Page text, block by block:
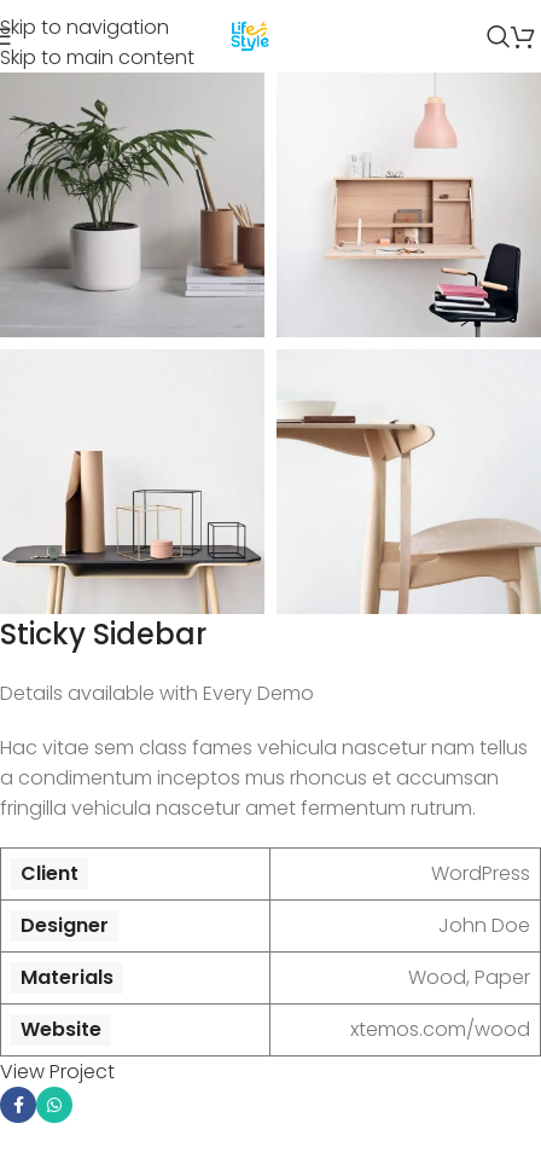
Skip to navigation
Skip to main content
Sticky Sidebar
Details available with Every Demo
Hac vitae sem class fames vehicula nascetur nam tellus
a condimentum inceptos mus rhoncus et accumsan
fringilla vehicula nascetur amet fermentum rutrum.
Client
WordPress
Designer
John Doe
Materials
Wood, Paper
Website
xtemos.com/wood
View Project